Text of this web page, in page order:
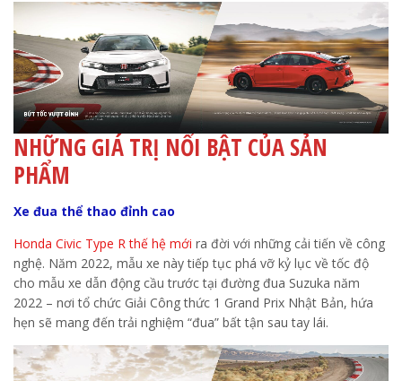
NHỮNG GIÁ TRỊ NỔI BẬT CỦA SẢN
PHẨM
Xe đua thể thao đỉnh cao
Honda Civic Type R thế hệ mới ra đời với những cải tiến về công
nghệ. Năm 2022, mẫu xe này tiếp tục phá vỡ kỷ lục về tốc độ
cho mẫu xe dẫn động cầu trước tại đường đua Suzuka năm
2022 – nơi tổ chức Giải Công thức 1 Grand Prix Nhật Bản, hứa
hẹn sẽ mang đến trải nghiệm “đua” bất tận sau tay lái.